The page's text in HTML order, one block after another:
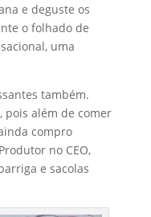
e deguste os
o folhado de
uma
também.
pois além de comer
compro
no CEO,
e sacolas